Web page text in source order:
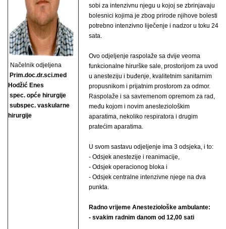
Načelnik odjeljena
Prim.doc.dr.sci.med
Hodžić Enes
spec. opće hirurgije
subspec. vaskularne
hirurgije
sobi za intenzivnu njegu u kojoj se zbrinjavaju
bolesnici kojima je zbog prirode njihove bolesti
potrebno intenzivno liječenje i nadzor u toku 24
sata.
Ovo odjeljenje raspolaže sa dvije veoma
funkcionalne hirurške sale, prostorijom za uvod
u anesteziju i buđenje, kvalitetnim sanitarnim
propusnikom i prijatnim prostorom za odmor.
Raspolaže i sa savremenom opremom za rad,
među kojom i novim anesteziološkim
aparatima, nekoliko respiratora i drugim
pratećim aparatima.
U svom sastavu odjeljenje ima 3 odsjeka, i to:
- Odsjek anestezije i reanimacije,
- Odsjek operacionog bloka i
- Odsjek centralne intenzivne njege na dva
punkta.
Radno vrijeme Anesteziološke ambulante:
- svakim radnim danom od 12,00 sati